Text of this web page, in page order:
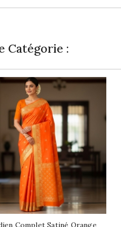
Catégorie :
Complet Satiné Orange